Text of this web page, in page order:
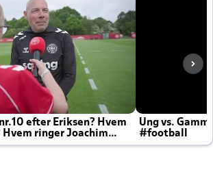
efter Eriksen? Hvem
ringer Joachim
Ung vs.
#football